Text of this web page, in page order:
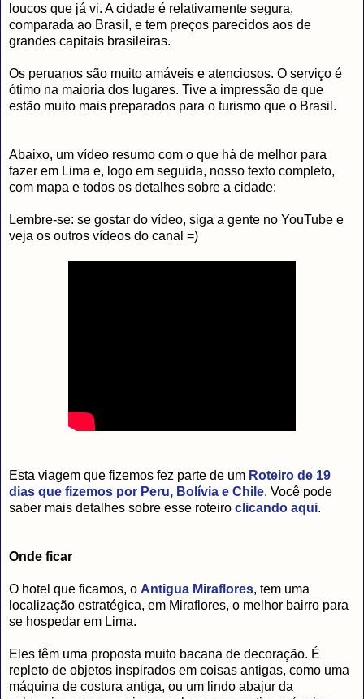
loucos que já vi. A cidade é relativamente segura,
comparada ao Brasil, e tem preços parecidos aos de
grandes capitais brasileiras.
Os peruanos são muito amáveis e atenciosos. O serviço é
ótimo na maioria dos lugares. Tive a impressão de que
estão muito mais preparados para o turismo que o Brasil.
Abaixo, um vídeo resumo com o que há de melhor para
fazer em Lima e, logo em seguida, nosso texto completo,
com mapa e todos os detalhes sobre a cidade:
Lembre-se: se gostar do vídeo, siga a gente no YouTube e
veja os outros vídeos do canal =)
Esta viagem que fizemos fez parte de um Roteiro de 19
dias que fizemos por Peru, Bolívia e Chile. Você pode
saber mais detalhes sobre esse roteiro clicando aqui.
Onde ficar
O hotel que ficamos, o Antigua Miraflores, tem uma
localização estratégica, em Miraflores, o melhor bairro para
se hospedar em Lima.
Eles têm uma proposta muito bacana de decoração. É
repleto de objetos inspirados em coisas antigas, como uma
máquina de costura antiga, ou um lindo abajur da